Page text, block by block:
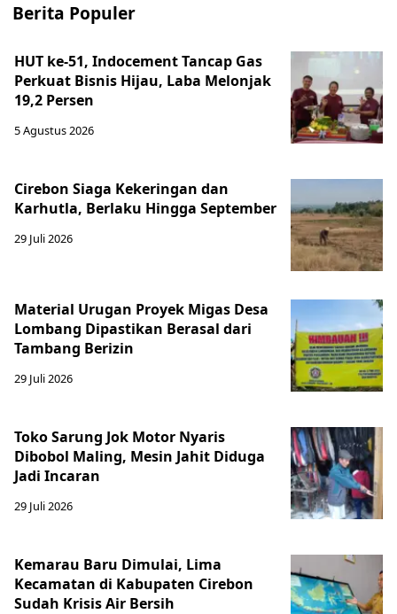
Berita Populer
HUT ke-51, Indocement Tancap Gas
Perkuat Bisnis Hijau, Laba Melonjak
19,2 Persen
5 Agustus 2026
Cirebon Siaga Kekeringan dan
Karhutla, Berlaku Hingga September
29 Juli 2026
Material Urugan Proyek Migas Desa
Lombang Dipastikan Berasal dari
Tambang Berizin
29 Juli 2026
Toko Sarung Jok Motor Nyaris
Dibobol Maling, Mesin Jahit Diduga
Jadi Incaran
29 Juli 2026
Kemarau Baru Dimulai, Lima
Kecamatan di Kabupaten Cirebon
Sudah Krisis Air Bersih